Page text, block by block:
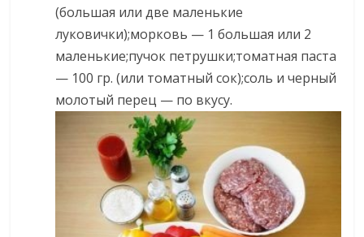
(большая или две маленькие
луковички);морковь — 1 большая или 2
маленькие;пучок петрушки;томатная паста
— 100 гр. (или томатный сок);соль и черный
молотый перец — по вкусу.